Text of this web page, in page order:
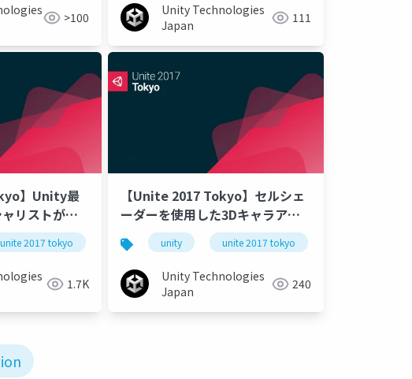
>100
Unity Technologies
Japan
111
サーバー開発 クライアント開発 黒騎士と白の魔王
】Unity最
リストが教
用率の負担最
unite 2017 tokyo
1.7K
【Unite 2017 Tokyo】セルシェ
ーダーを使用した3Dキャラアプ
リの開発事例
unity unite 2017 tokyo
Unity Technologies
Japan
240